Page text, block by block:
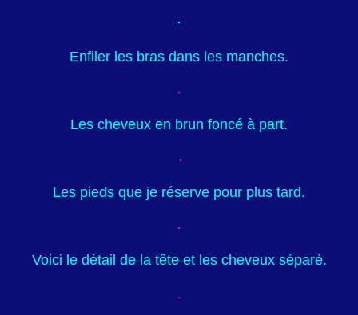
Enfiler les bras dans les manches.
Les cheveux en brun foncé à part.
Les pieds que je réserve pour plus tard.
Voici le détail de la tête et les cheveux séparé.